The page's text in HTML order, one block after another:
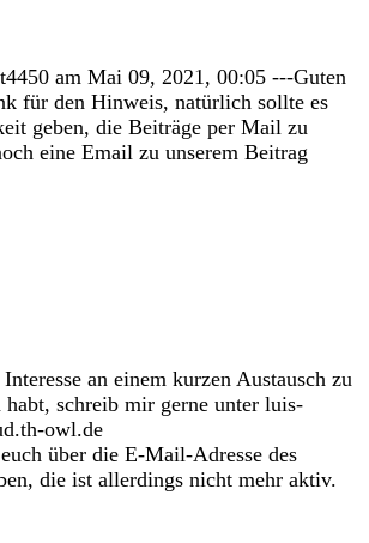
am Mai 09, 2021, 00:05 ---Guten
für den Hinweis, natürlich sollte es
geben, die Beiträge per Mail zu
eine Email zu unserem Beitrag
an einem kurzen Austausch zu
habt, schreib mir gerne unter luis-
owl.de
über die E-Mail-Adresse des
die ist allerdings nicht mehr aktiv.